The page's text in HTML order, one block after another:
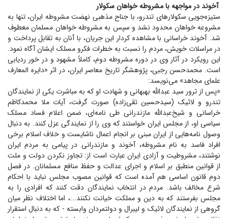
آخوند در مواجهه با مشروطه خواهان سکولار
ستیزه‌جویی سکولار‌های تندرو، با جناح مذهبی نهضت مشروطه ایران، تنها به
مشروعه خواهان محدود نشد و سپس به مشروطه خواهان مسلمان معطوف
شد. آخوند خراسانی با مشاهده کردار این جریان، با آنان به تقابل پرداخت و
در مراسلات خویش، مردم را نسبت به خطرات فکرو مسلک ایشان آگاه نمود.
این رویکرد در آثار وی در دوره مشروطه دوم، کاملاً مشهود و در خور ردیابی
است. محمدحسن رجبی، پژوهشگر تاریخ معاصر ایران، در اثر «دایره المعارف
علمای مجاهد» می‌نویسد:
«پس از ترور سید عبدالله بهبهانی و شهادت او که به مباشرت یکی از نمایندگان
تندرو و لائیک (سیدحسین تقی‌زاده) صورت گرفت، آیات ملا محمدکاظم
خراسانی و شیخ‌عبدالله مازندرانی طی نامه‌ای، ضمن اعلام فساد مسلک
سیاسی او، از مجلس ایران خواستند که وی را از نمایندگی عزل کنند. به دنبال
وصول نامه‌هایی از ایران مبنی بر انجام اعمال ناشایست و خلاف اسلام برخی
افراد فاسد به نام مشروطه، آخوند و مازندرانی در پیامی به مردم ایران
نوشتند، مشروطیت و آزادی ایران عبارت است از: تجاوز نکردن دولت و ملت
از قوانین منطبق بر اسلام و اجرای عدالت و حفظ منافع مسلمانان. در فصل
دوم قانون اساسی هم آمده است که قوانین مصوب مجلس نباید با احکام
شرع مخالف باشد. مردم در انتخاب نمایندگان دقت کنند که افرادی را به
مجلس بفرستند که به دین و مملکت خیانت نکنند...، اما اختلاف نظر میان
گروهی از نمایندگان لائیک و لیبرال و دولتمردان وابسته - که به دنبال استقرار